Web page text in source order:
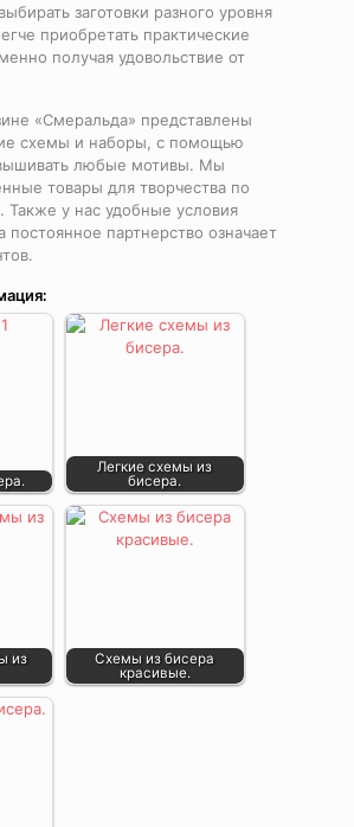
заготовки разного уровня
приобретать практические
получая удовольствие от
«Смеральда» представлены
схемы и наборы, с помощью
любые мотивы. Мы
товары для творчества по
у нас удобные условия
постоянное партнерство означает
Легкие схемы из
бисера.
из
Схемы из бисера
красивые.